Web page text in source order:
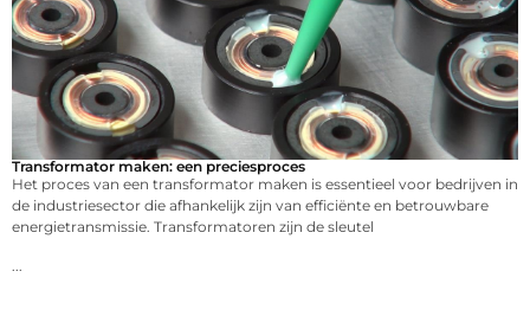
Transformator maken: een preciesproces
Het proces van een transformator maken is essentieel voor bedrijven in
de industriesector die afhankelijk zijn van efficiënte en betrouwbare
energietransmissie. Transformatoren zijn de sleutel